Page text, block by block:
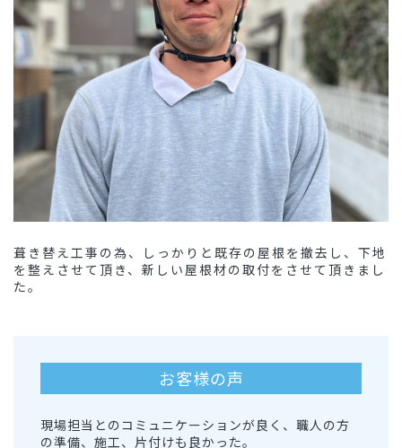
葺き替え工事の為、しっかりと既存の屋根を撤去し、下地
を整えさせて頂き、新しい屋根材の取付をさせて頂きまし
た。
お客様の声
現場担当とのコミュニケーションが良く、職人の方
の準備、施工、片付けも良かった。